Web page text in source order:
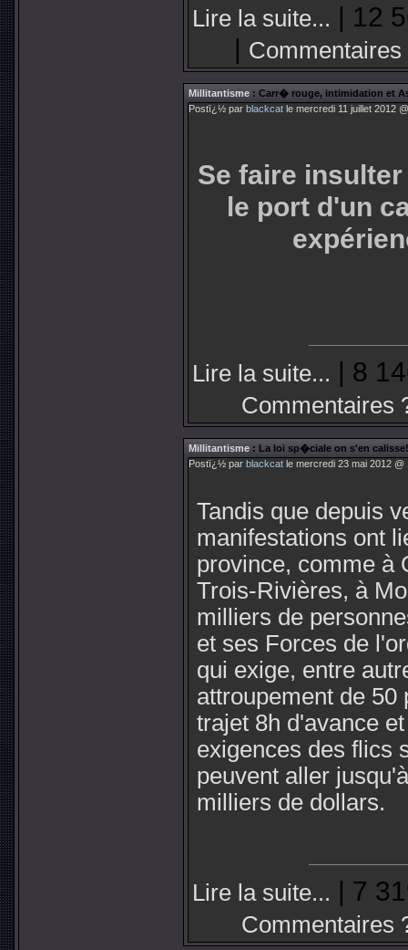
Lire la suite... | 12
| Commentaires
Millitantisme : Carr� rouge, intimidation et
Postï¿½ par blackcat le mercredi 11 juillet 2012
Se faire
le port d'un
Lire la suite... | 8
Commentaires
Millitantisme : La loi sp�ciale on s'en calisse!
Postï¿½ par blackcat le mercredi 23 mai 2012
Tandis que depuis
manifestations ont
province, comme à
Trois-Rivières, à
milliers de
et ses Forces de
qui exige, entre
attroupement de 50
trajet 8h d'avance
exigences des flics
peuvent aller
milliers de dollars.
Lire la suite... | 7
Commentaires